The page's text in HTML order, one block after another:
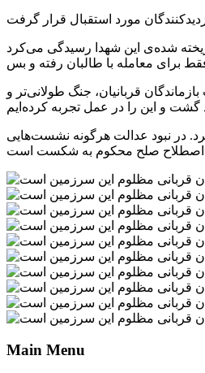
شده‌ی این شهدا رسیدگی می‌کرد
قربانیان، جنگ طولانی‌تر و
در نبود عدالت هرگونه نشست‌هایی
Main Menu